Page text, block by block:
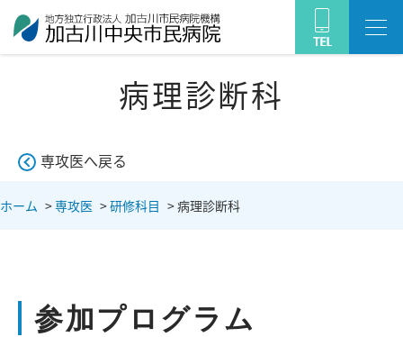
病理診断科
専攻医へ戻る
ホーム >専攻医 >研修科目 >病理診断科
参加プログラム